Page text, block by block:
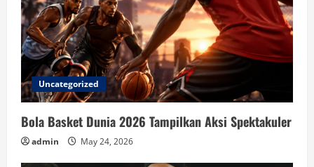
Uncategorized
Bola Basket Dunia 2026 Tampilkan Aksi Spektakuler
admin May 24, 2026